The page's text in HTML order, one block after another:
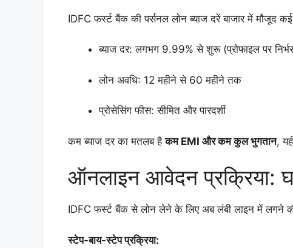
IDFC फर्स्ट बैंक की पर्सनल लोन ब्याज दरें बाजार में मौजूद
ब्याज दर: लगभग 9.99% से शुरू (प्रोफाइल पर
लोन अवधि: 12 महीने से 60 महीने तक
प्रोसेसिंग फीस: सीमित और पारदर्शी
कम ब्याज दर का मतलब हैकम EMI और कम कुल भुगतान,
ऑनलाइन आवेदन प्रक्रिया:
IDFC फर्स्ट बैंक से लोन लेने के लिए अब लंबी लाइन में लगने
स्टेप-बाय-स्टेप प्रक्रिया: